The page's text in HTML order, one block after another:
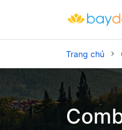
Trang chủ